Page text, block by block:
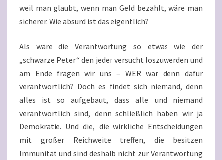
weil man glaubt, wenn man Geld bezahlt, wäre man
sicherer. Wie absurd ist das eigentlich?
Als wäre die Verantwortung so etwas wie der
„schwarze Peter“ den jeder versucht loszuwerden und
am Ende fragen wir uns – WER war denn dafür
verantwortlich? Doch es findet sich niemand, denn
alles ist so aufgebaut, dass alle und niemand
verantwortlich sind, denn schließlich haben wir ja
Demokratie. Und die, die wirkliche Entscheidungen
mit großer Reichweite treffen, die besitzen
Immunität und sind deshalb nicht zur Verantwortung